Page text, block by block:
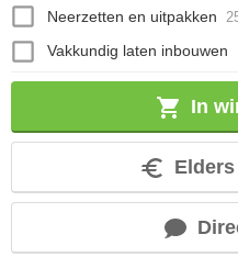
Neerzetten en uitpakken
Vakkundig laten inbouwen
In